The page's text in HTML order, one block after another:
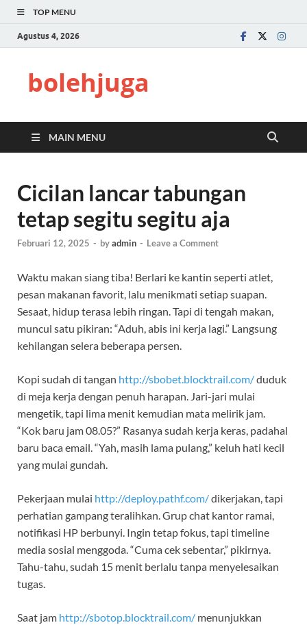
TOP MENU
Agustus 4, 2026
bolehjuga
MAIN MENU
Cicilan lancar tabungan
tetap segitu segitu aja
Februari 12, 2025 - byadmin - Leave a Comment
Waktu makan siang tiba! Berlari ke kantin seperti atlet,
pesan makanan favorit, lalu menikmati setiap suapan.
Sesaat, hidup terasa lebih ringan. Tapi di tengah makan,
muncul satu pikiran: “Aduh, abis ini kerja lagi.” Langsung
kehilangan selera beberapa persen.
Kopi sudah di tangan http://sbobet.blocktrail.com/duduk
di meja kerja dengan penuh harapan. Jari-jari mulai
mengetik, tapi lima menit kemudian mata melirik jam.
“Kok baru jam 08.05?” Rasanya sudah kerja keras, padahal
baru baca email. “Yah, masih lama pulang,” keluh hati kecil
yang mulai gundah.
Pekerjaan mulai http://deploy.pathf.com/dikerjakan, tapi
perhatian gampang teralihkan. Grup chat kantor ramai,
notifikasi HP berbunyi. Ingin tetap fokus, tapi timeline
media sosial menggoda. “Cuma cek sebentar,” pikirnya.
Tahu-tahu, sudah 15 menit berlalu tanpa menyelesaikan
tugas.
Saat jam http://sbotop.blocktrail.com/ menunjukkan